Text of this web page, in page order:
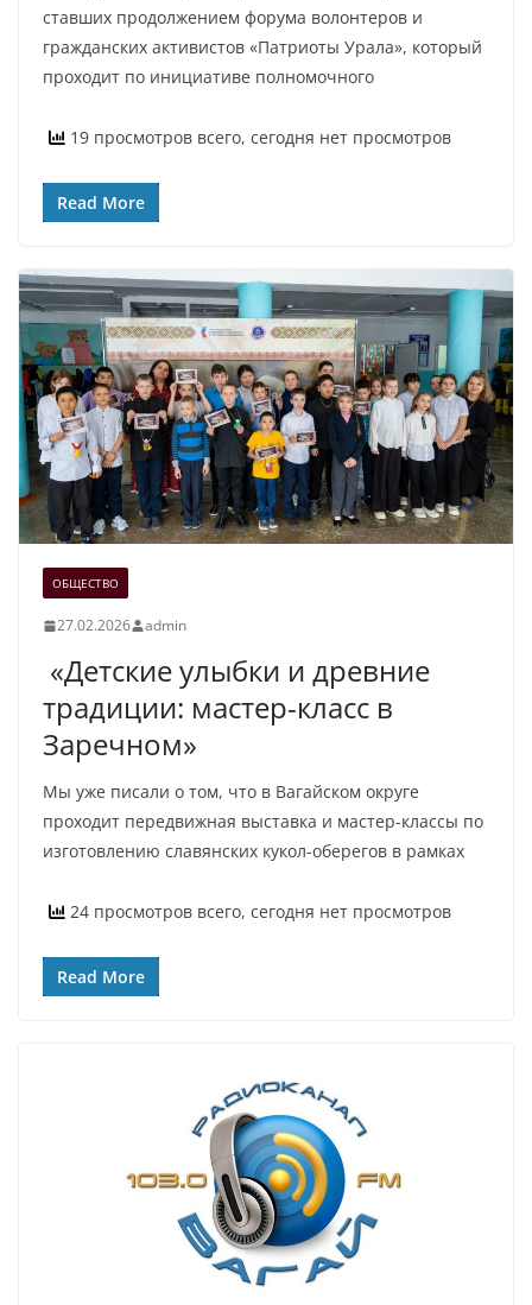
ставших продолжением форума волонтеров и
гражданских активистов «Патриоты Урала», который
проходит по инициативе полномочного
19 просмотров всего, сегодня нет просмотров
Read More
ОБЩЕСТВО
27.02.2026 admin
«Детские улыбки и древние
традиции: мастер-класс в
Заречном»
Мы уже писали о том, что в Вагайском округе
проходит передвижная выставка и мастер-классы по
изготовлению славянских кукол-оберегов в рамках
24 просмотров всего, сегодня нет просмотров
Read More